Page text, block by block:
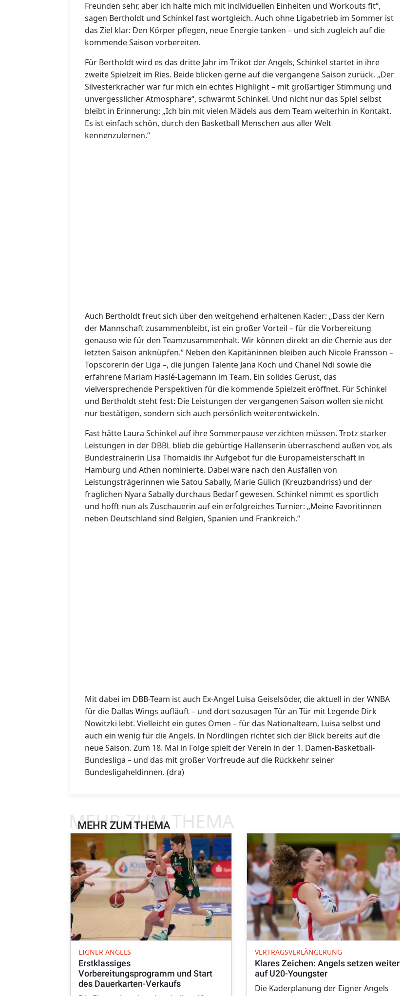
Freunden sehr, aber ich halte mich mit individuellen Einheiten und Workouts fit“,
sagen Bertholdt und Schinkel fast wortgleich. Auch ohne Ligabetrieb im Sommer ist
das Ziel klar: Den Körper pflegen, neue Energie tanken – und sich zugleich auf die
kommende Saison vorbereiten.
Für Bertholdt wird es das dritte Jahr im Trikot der Angels, Schinkel startet in ihre
zweite Spielzeit im Ries. Beide blicken gerne auf die vergangene Saison zurück. „Der
Silvesterkracher war für mich ein echtes Highlight – mit großartiger Stimmung und
unvergesslicher Atmosphäre“, schwärmt Schinkel. Und nicht nur das Spiel selbst
bleibt in Erinnerung: „Ich bin mit vielen Mädels aus dem Team weiterhin in Kontakt.
Es ist einfach schön, durch den Basketball Menschen aus aller Welt
kennenzulernen.“
Auch Bertholdt freut sich über den weitgehend erhaltenen Kader: „Dass der Kern
der Mannschaft zusammenbleibt, ist ein großer Vorteil – für die Vorbereitung
genauso wie für den Teamzusammenhalt. Wir können direkt an die Chemie aus der
letzten Saison anknüpfen.“ Neben den Kapitäninnen bleiben auch Nicole Fransson –
Topscorerin der Liga –, die jungen Talente Jana Koch und Chanel Ndi sowie die
erfahrene Mariam Haslé-Lagemann im Team. Ein solides Gerüst, das
vielversprechende Perspektiven für die kommende Spielzeit eröffnet. Für Schinkel
und Bertholdt steht fest: Die Leistungen der vergangenen Saison wollen sie nicht
nur bestätigen, sondern sich auch persönlich weiterentwickeln.
Fast hätte Laura Schinkel auf ihre Sommerpause verzichten müssen. Trotz starker
Leistungen in der DBBL blieb die gebürtige Hallenserin überraschend außen vor, als
Bundestrainerin Lisa Thomaidis ihr Aufgebot für die Europameisterschaft in
Hamburg und Athen nominierte. Dabei wäre nach den Ausfällen von
Leistungsträgerinnen wie Satou Sabally, Marie Gülich (Kreuzbandriss) und der
fraglichen Nyara Sabally durchaus Bedarf gewesen. Schinkel nimmt es sportlich
und hofft nun als Zuschauerin auf ein erfolgreiches Turnier: „Meine Favoritinnen
neben Deutschland sind Belgien, Spanien und Frankreich.“
Mit dabei im DBB-Team ist auch Ex-Angel Luisa Geiselsöder, die aktuell in der WNBA
für die Dallas Wings aufläuft – und dort sozusagen Tür an Tür mit Legende Dirk
Nowitzki lebt. Vielleicht ein gutes Omen – für das Nationalteam, Luisa selbst und
auch ein wenig für die Angels. In Nördlingen richtet sich der Blick bereits auf die
neue Saison. Zum 18. Mal in Folge spielt der Verein in der 1. Damen-Basketball-
Bundesliga – und das mit großer Vorfreude auf die Rückkehr seiner
Bundesligaheldinnen. (dra)
MEHR ZUM THEMA
MEHR ZUM THEMA
EIGNER ANGELS
Erstklassiges
Vorbereitungsprogramm und Start
des Dauerkarten-Verkaufs
VERTRAGSVERLÄNGERUNG
Klares Zeichen: Angels setzen weiter
auf U20-Youngster
Die Kaderplanung der Eigner Angels